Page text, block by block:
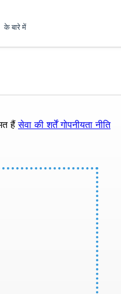
के बारे में
हैंसेवा की शर्तेंगोपनीयता नीति